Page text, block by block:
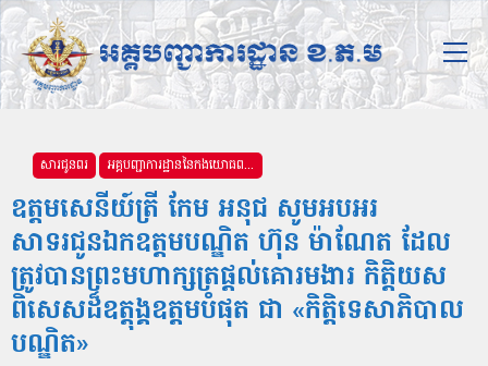
សារជូនពរ អគ្គបញ្ជាការដ្ឋាននៃកងយោធពលខេមរភូមិន្ទ
ឧត្តមសេនីយ៍ត្រី កែម អនុជ សូមអបអរ
សាទរជូនឯកឧត្តមបណ្ឌិត ហ៊ុន ម៉ាណែត ដែល
ត្រូវបានព្រះមហាក្សត្រផ្តល់គោរមងារ កិត្តិយស
ពិសេសដ៏ឧត្តុង្គឧត្តមបំផុត ជា «កិត្តិទេសាភិបាល
បណ្ឌិត»